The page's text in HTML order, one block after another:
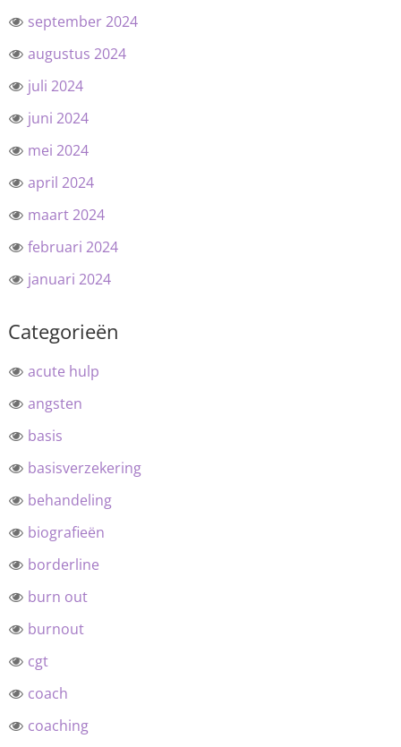
september 2024
augustus 2024
juli 2024
juni 2024
mei 2024
april 2024
maart 2024
februari 2024
januari 2024
Categorieën
acute hulp
angsten
basis
basisverzekering
behandeling
biografieën
borderline
burn out
burnout
cgt
coach
coaching